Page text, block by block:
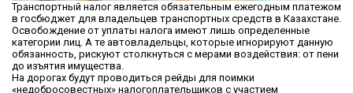
Транспортный налог является обязательным ежегодным платежом
в госбюджет для владельцев транспортных средств в Казахстане.
Освобождение от уплаты налога имеют лишь определенные
категории лиц. А те автовладельцы, которые игнорируют данную
обязанность, рискуют столкнуться с мерами воздействия: от пени
до изъятия имущества.
На дорогах будут проводиться рейды для поимки
«недобросовестных» налогоплательщиков с участием